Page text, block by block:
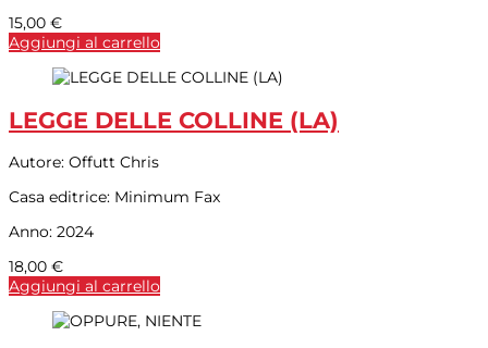
15,00 €
Aggiungi al carrello
LEGGE DELLE COLLINE (LA)
Autore: Offutt Chris
Casa editrice: Minimum Fax
Anno: 2024
18,00 €
Aggiungi al carrello